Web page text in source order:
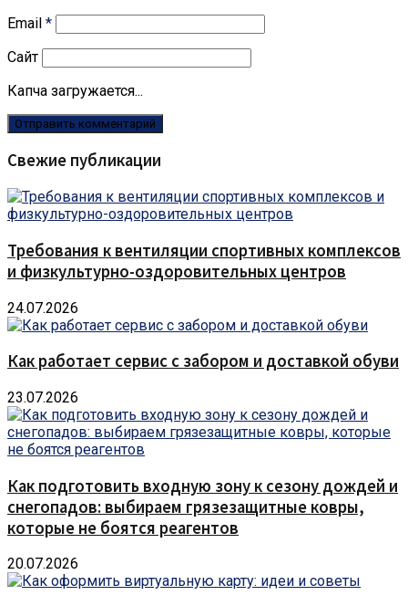
Email *
Сайт
Капча загружается...
Свежие публикации
Требования к вентиляции спортивных комплексов
и физкультурно-оздоровительных центров
24.07.2026
Как работает сервис с забором и доставкой обуви
23.07.2026
Как подготовить входную зону к сезону дождей и
снегопадов: выбираем грязезащитные ковры,
которые не боятся реагентов
20.07.2026